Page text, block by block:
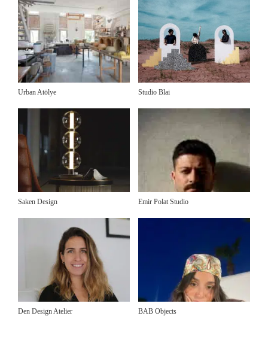
Urban Atölye Studio Blai
Saken Design Emir Polat Studio
Den Design Atelier BAB Objects